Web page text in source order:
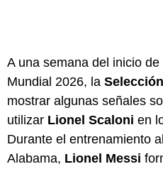
A una semana del inicio
Mundial 2026, la
mostrar algunas señales
utilizar Lionel Scaloni en
Durante el entrenamiento
Alabama, Lionel Messi